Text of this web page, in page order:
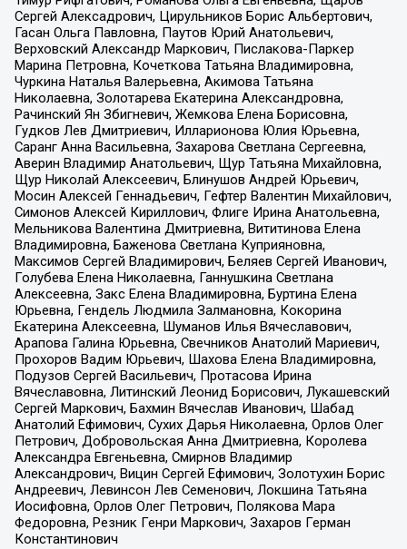
Сергей Алексадрович, Цирульников Борис Альбертович,
Гасан Ольга Павловна, Паутов Юрий Анатольевич,
Верховский Александр Маркович, Пислакова-Паркер
Марина Петровна, Кочеткова Татьяна Владимировна,
Чуркина Наталья Валерьевна, Акимова Татьяна
Николаевна, Золотарева Екатерина Александровна,
Рачинский Ян Збигневич, Жемкова Елена Борисовна,
Гудков Лев Дмитриевич, Илларионова Юлия Юрьевна,
Саранг Анна Васильевна, Захарова Светлана Сергеевна,
Аверин Владимир Анатольевич, Щур Татьяна Михайловна,
Щур Николай Алексеевич, Блинушов Андрей Юрьевич,
Мосин Алексей Геннадьевич, Гефтер Валентин Михайлович,
Симонов Алексей Кириллович, Флиге Ирина Анатольевна,
Мельникова Валентина Дмитриевна, Вититинова Елена
Владимировна, Баженова Светлана Куприяновна,
Максимов Сергей Владимирович, Беляев Сергей Иванович,
Голубева Елена Николаевна, Ганнушкина Светлана
Алексеевна, Закс Елена Владимировна, Буртина Елена
Юрьевна, Гендель Людмила Залмановна, Кокорина
Екатерина Алексеевна, Шуманов Илья Вячеславович,
Арапова Галина Юрьевна, Свечников Анатолий Мариевич,
Прохоров Вадим Юрьевич, Шахова Елена Владимировна,
Подузов Сергей Васильевич, Протасова Ирина
Вячеславовна, Литинский Леонид Борисович, Лукашевский
Сергей Маркович, Бахмин Вячеслав Иванович, Шабад
Анатолий Ефимович, Сухих Дарья Николаевна, Орлов Олег
Петрович, Добровольская Анна Дмитриевна, Королева
Александра Евгеньевна, Смирнов Владимир
Александрович, Вицин Сергей Ефимович, Золотухин Борис
Андреевич, Левинсон Лев Семенович, Локшина Татьяна
Иосифовна, Орлов Олег Петрович, Полякова Мара
Федоровна, Резник Генри Маркович, Захаров Герман
Константинович